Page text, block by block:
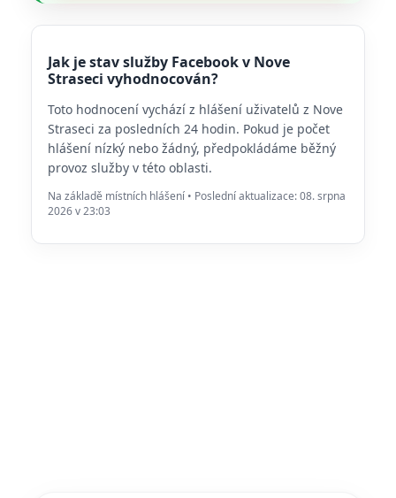
Jak je stav služby Facebook v Nove
Straseci vyhodnocován?
Toto hodnocení vychází z hlášení uživatelů z Nove
Straseci za posledních 24 hodin. Pokud je počet
hlášení nízký nebo žádný, předpokládáme běžný
provoz služby v této oblasti.
Na základě místních hlášení • Poslední aktualizace: 08. srpna
2026 v 23:03